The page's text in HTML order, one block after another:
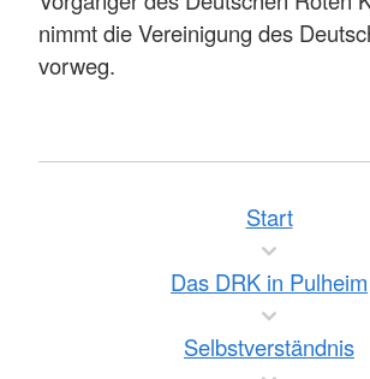
nimmt die Vereinigung des
vorweg.
Start
Das DRK in Pulheim
Selbstverständnis